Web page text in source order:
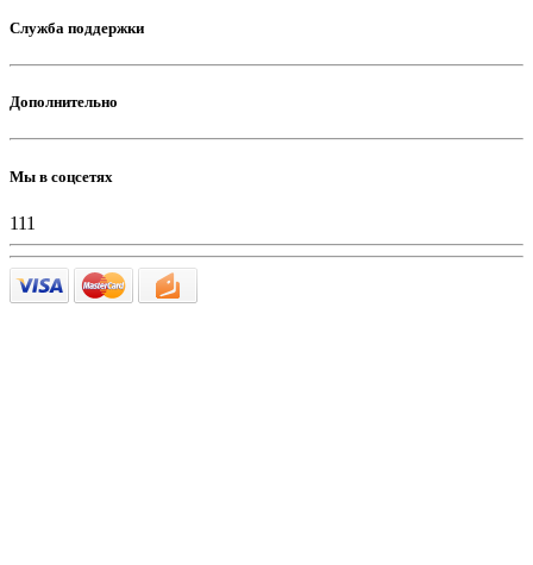
Служба поддержки
Дополнительно
Мы в соцсетях
111